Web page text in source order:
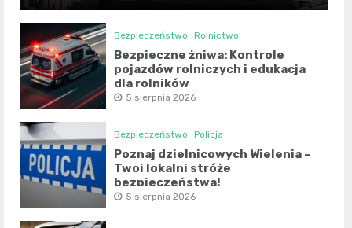
Bezpieczeństwo Rolnictwo
Bezpieczne żniwa: Kontrole
pojazdów rolniczych i edukacja
dla rolników
5 sierpnia 2026
Bezpieczeństwo Policja
Poznaj dzielnicowych Wielenia –
Twoi lokalni stróże
bezpieczeństwa!
5 sierpnia 2026